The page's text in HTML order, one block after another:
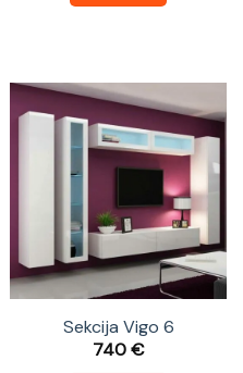
Sekcija Vigo 6
740€